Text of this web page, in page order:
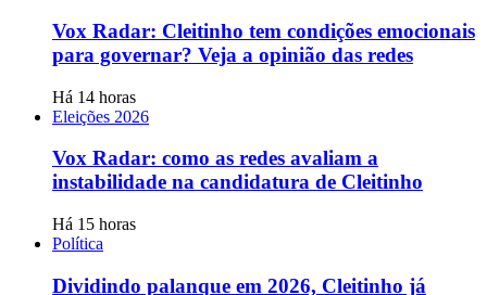
Vox Radar: Cleitinho tem condições emocionais
para governar? Veja a opinião das redes
Há 14 horas
Eleições 2026
Vox Radar: como as redes avaliam a
instabilidade na candidatura de Cleitinho
Há 15 horas
Política
Dividindo palanque em 2026, Cleitinho já